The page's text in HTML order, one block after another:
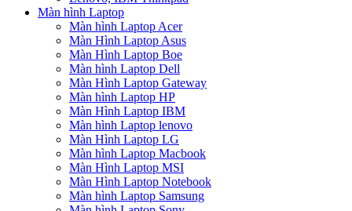
Màn hình Laptop
Màn hình Laptop Acer
Màn Hình Laptop Asus
Màn Hình Laptop Boe
Màn hình Laptop Dell
Màn Hình Laptop Gateway
Màn hình Laptop HP
Màn Hình Laptop IBM
Màn hình Laptop lenovo
Màn Hình Laptop LG
Màn hình Laptop Macbook
Màn Hình Laptop MSI
Màn Hình Laptop Notebook
Màn hình Laptop Samsung